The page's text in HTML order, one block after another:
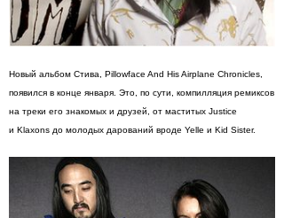
Новый альбом Стива, Pillowface And His Airplane Chronicles,
появился в конце января. Это, по сути, компилляция ремиксов
на треки его знакомых и друзей, от маститых Justice
и Klaxons до молодых дарований вроде Yelle и Kid Sister.